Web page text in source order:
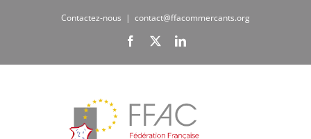
Contactez-nous | contact@ffacommercants.org
Facebook LinkedIn